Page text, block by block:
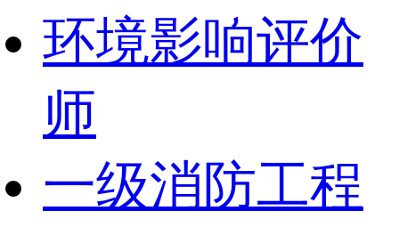
环境影响评价
师
一级消防工程